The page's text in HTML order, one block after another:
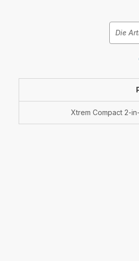
Xtrem Compact 2-